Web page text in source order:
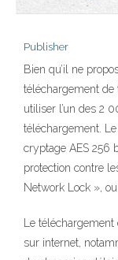
Publisher
Bien qu’il ne
téléchargement
utiliser l’un des 2
téléchargement.
cryptage AES 256
protection contre
Network Lock », ou
Le
sur internet,